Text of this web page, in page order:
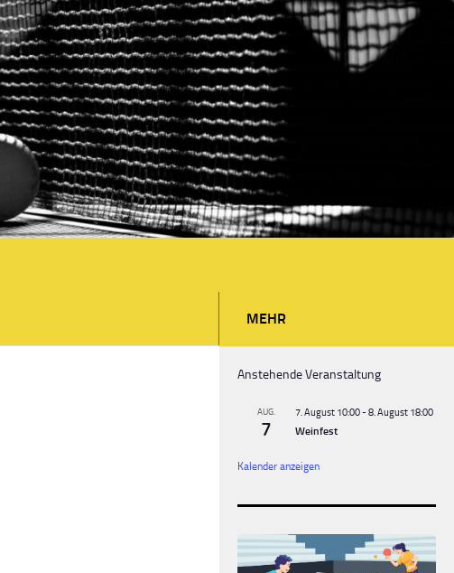
MEHR
Anstehende Veranstaltung
AUG.
7
7. August 10:00- 8. August 18:00
Weinfest
Kalender anzeigen